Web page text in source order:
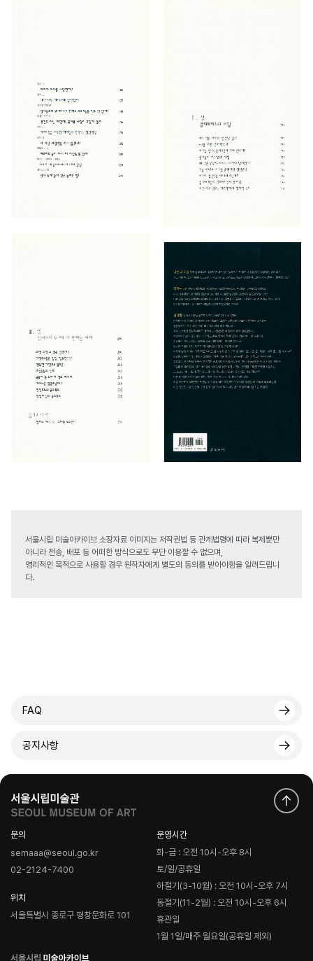
서울시립 미술아카이브 소장자료 이미지는 저작권법 등 관계법령에 따라 복제뿐만
아니라 전송, 배포 등 어떠한 방식으로도 무단 이용할 수 없으며,
영리적인 목적으로 사용할 경우 원작자에게 별도의 동의를 받아야함을 알려드립니
다.
FAQ
공지사항
문의
semaaa@seoul.go.kr
02-2124-7400
위치
서울특별시 종로구 평창문화로 101
운영시간
화-금 : 오전 10시-오후 8시
토/일/공휴일
하절기(3-10월) : 오전 10시-오후 7시
동절기(11-2월) : 오전 10시-오후 6시
휴관일
1월 1일/매주 월요일(공휴일 제외)
로